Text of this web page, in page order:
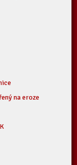
na eroze